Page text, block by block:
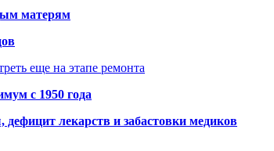
матерям
еще на этапе ремонта
с 1950 года
лекарств и забастовки медиков